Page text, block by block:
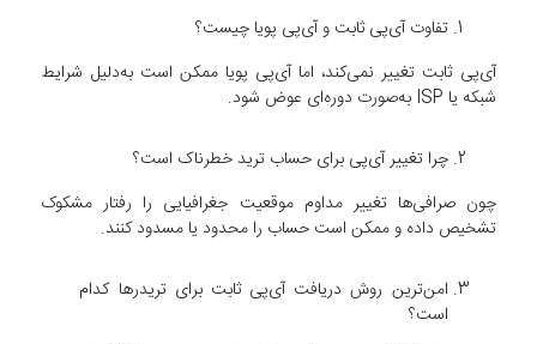
تفاوت آی‌پی ثابت و آی‌پی پویا چیست؟
آی‌پی ثابت تغییر نمی‌کند، اما آی‌پی پویا ممکن است به‌دلیل شرایط
شبکه یا ISP به‌صورت دوره‌ای عوض شود.
چرا تغییر آی‌پی برای حساب ترید خطرناک است؟
چون صرافی‌ها تغییر مداوم موقعیت جغرافیایی را رفتار مشکوک
تشخیص داده و ممکن است حساب را محدود یا مسدود کنند.
امن‌ترین روش دریافت آی‌پی ثابت برای تریدرها کدام
است؟